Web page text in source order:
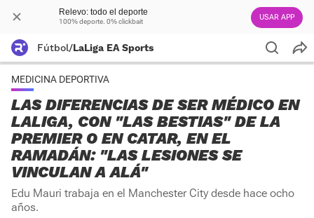
Relevo: todo el deporte
100% deporte. 0% clickbait USAR APP
Fútbol/LaLiga EA Sports
MEDICINA DEPORTIVA
LAS DIFERENCIAS DE SER MÉDICO EN
LALIGA, CON "LAS BESTIAS" DE LA
PREMIER O EN CATAR, EN EL
RAMADÁN: "LAS LESIONES SE
VINCULAN A ALÁ"
Edu Mauri trabaja en el Manchester City desde hace ocho
años.